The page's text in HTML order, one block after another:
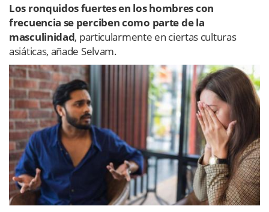
Los ronquidos fuertes en los hombres con
frecuencia se perciben como parte de la
masculinidad, particularmente en ciertas culturas
asiáticas, añade Selvam.